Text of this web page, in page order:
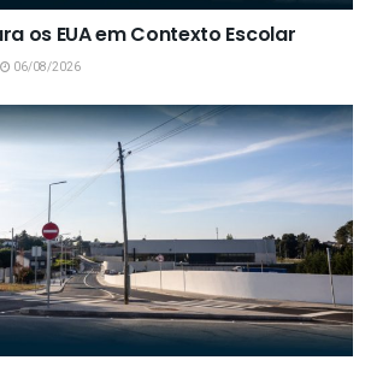
os EUA em Contexto Escolar
06/08/2026